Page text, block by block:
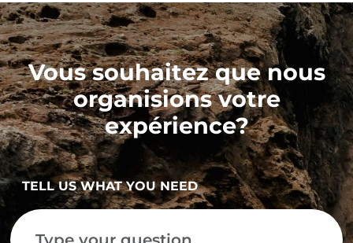
Vous souhaitez que nous
organisions votre
expérience?
TELL US WHAT YOU NEED